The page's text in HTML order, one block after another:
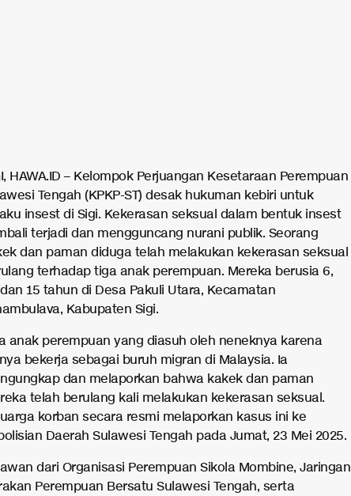
HAWA.ID – Kelompok Perjuangan Kesetaraan Perempuan
Tengah (KPKP-ST) desak hukuman kebiri untuk
insest di Sigi. Kekerasan seksual dalam bentuk insest
terjadi dan mengguncang nurani publik. Seorang
dan paman diduga telah melakukan kekerasan seksual
terhadap tiga anak perempuan. Mereka berusia 6,
dan 15 tahun di Desa Pakuli Utara, Kecamatan
Kabupaten Sigi.
anak perempuan yang diasuh oleh neneknya karena
bekerja sebagai buruh migran di Malaysia. Ia
dan melaporkan bahwa kakek dan paman
telah berulang kali melakukan kekerasan seksual.
korban secara resmi melaporkan kasus ini ke
Daerah Sulawesi Tengah pada Jumat, 23 Mei 2025.
dari Organisasi Perempuan Sikola Mombine, Jaringan
Perempuan Bersatu Sulawesi Tengah, serta